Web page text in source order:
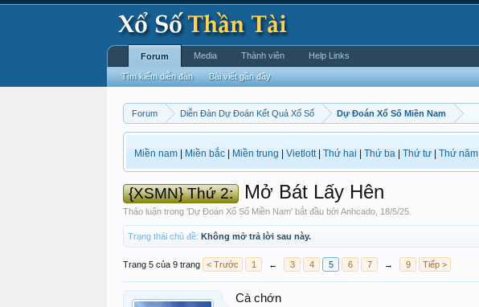
Forum Diễn Đàn Dự Đoán Kết Quả Xổ Số Dự Đoán Xổ Số Miền Nam
Miền nam Miền bắc Miền trung Vietlott| Thứ hai Thứ ba Thứ tư Thứ năm
{XSMN} Thứ 2: Mở Bát Lấy Hên
Thảo luận trong 'Dự Đoán Xổ Số Miền Nam' bắt đầu bởi Anhcado 18/5/25
Trạng thái chủ đề: Không mở trả lời sau này.
Trang 5 của 9 trang < Trước 1 ← 3 4 5 6 7 → 9 Tiếp >
Cà chớn
Forum
Tìm kiếm diễn đàn Bài viết gần đây
Media Thành viên Help Links